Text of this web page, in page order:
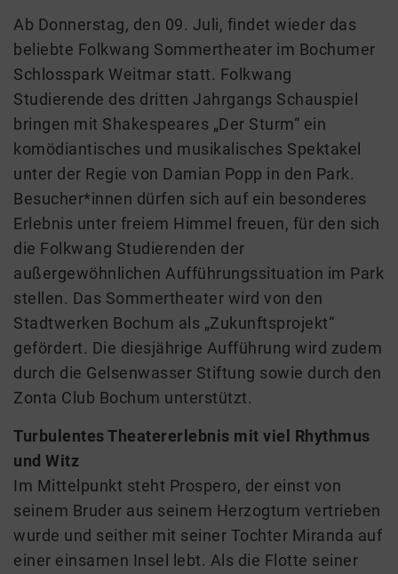
Ab Donnerstag, den 09. Juli, findet wieder das
beliebte Folkwang Sommertheater im Bochumer
Schlosspark Weitmar statt. Folkwang
Studierende des dritten Jahrgangs Schauspiel
bringen mit Shakespeares „Der Sturm“ ein
komödiantisches und musikalisches Spektakel
unter der Regie von Damian Popp in den Park.
Besucher*innen dürfen sich auf ein besonderes
Erlebnis unter freiem Himmel freuen, für den sich
die Folkwang Studierenden der
außergewöhnlichen Aufführungssituation im Park
stellen. Das Sommertheater wird von den
Stadtwerken Bochum als „Zukunftsprojekt“
gefördert. Die diesjährige Aufführung wird zudem
durch die Gelsenwasser Stiftung sowie durch den
Zonta Club Bochum unterstützt.
Turbulentes Theatererlebnis mit viel Rhythmus
und Witz
Im Mittelpunkt steht Prospero, der einst von
seinem Bruder aus seinem Herzogtum vertrieben
wurde und seither mit seiner Tochter Miranda auf
einer einsamen Insel lebt. Als die Flotte seiner